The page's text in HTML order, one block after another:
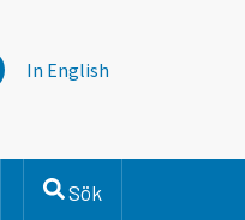
In English
Sök